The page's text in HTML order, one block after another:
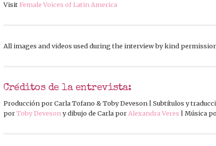
VisitFemale Voices of Latin America
All images and videos used during the interview by kind
Créditos de la entrevista:
Producción por Carla Tofano & Toby Deveson | Subtítulos y
porToby Deveson y dibujo de Carla por Alexandra Veres | Música